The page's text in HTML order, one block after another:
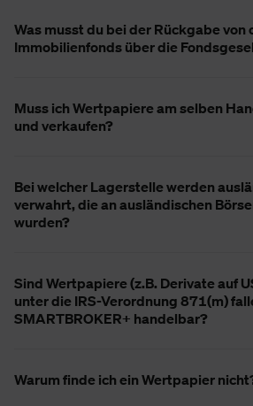
Was musst du bei der Rückgabe von
Immobilienfonds über die
Muss ich Wertpapiere am selben
und verkaufen?
Bei welcher Lagerstelle werden
verwahrt, die an ausländischen
wurden?
Sind Wertpapiere (z.B. Derivate auf
unter die IRS-Verordnung 871(m)
SMARTBROKER+ handelbar?
Warum finde ich ein Wertpapier